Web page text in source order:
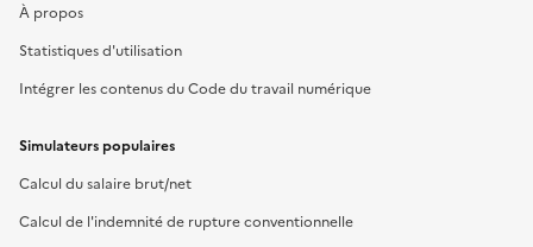
À propos
Statistiques d'utilisation
Intégrer les contenus du Code du travail numérique
Simulateurs populaires
Calcul du salaire brut/net
Calcul de l'indemnité de rupture conventionnelle